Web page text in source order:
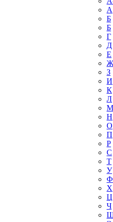
А
Б
Б
Г
Д
Е
Ж
З
И
К
Л
М
Н
О
П
Р
С
Т
У
Ф
Х
Ц
Ч